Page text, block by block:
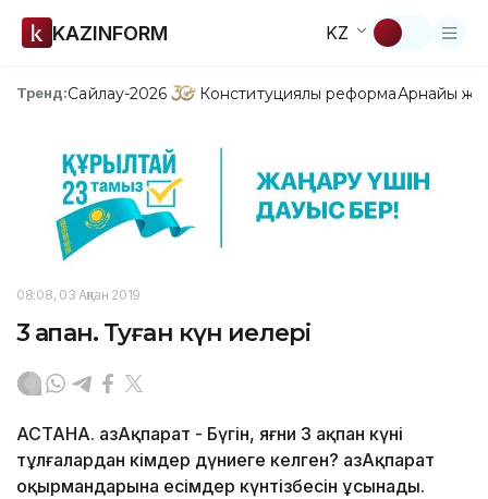
KAZINFORM KZ
Тренд:Сайлау-2026 Конституциялық реформаАрнайы
08:08, 03 Ақпан 2019
3 ақпан. Туған күн иелері
АСТАНА. ҚазАқпарат - Бүгін, яғни 3 ақпан күні
тұлғалардан кімдер дүниеге келген? ҚазАқпарат
оқырмандарына есімдер күнтізбесін ұсынады.